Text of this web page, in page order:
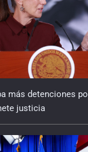
más detenciones
justicia